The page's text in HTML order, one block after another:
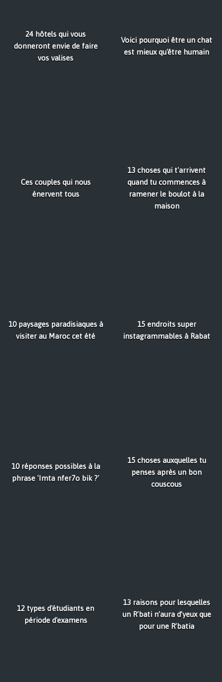
24 hôtels qui vous
donneront envie de faire
vos valises
Voici pourquoi être un chat
est mieux qu'être humain
Ces couples qui nous
énervent tous
13 choses qui t'arrivent
quand tu commences à
ramener le boulot à la
maison
10 paysages paradisiaques à
visiter au Maroc cet été
15 endroits super
instagrammables à Rabat
10 réponses possibles à la
phrase 'Imta nfer7o bik ?'
15 choses auxquelles tu
penses après un bon
couscous
12 types d'étudiants en
période d'examens
13 raisons pour lesquelles
un R’bati n’aura d’yeux que
pour une R’batia